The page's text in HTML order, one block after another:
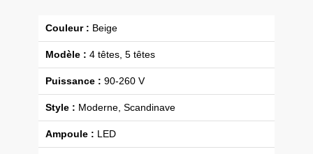
Couleur : Beige
Modèle : 4 têtes, 5 têtes
Puissance : 90-260 V
Style : Moderne, Scandinave
Ampoule : LED